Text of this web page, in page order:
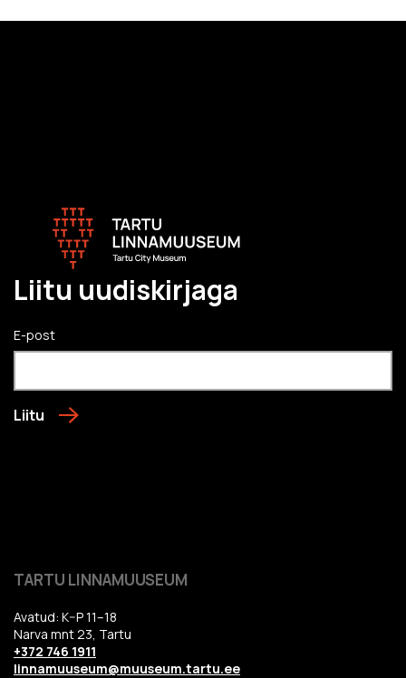
Liitu uudiskirjaga
E-post
Liitu
TARTU LINNAMUUSEUM
Avatud: K–P 11–18
Narva mnt 23, Tartu
+372 746 1911
linnamuuseum@muuseum.tartu.ee